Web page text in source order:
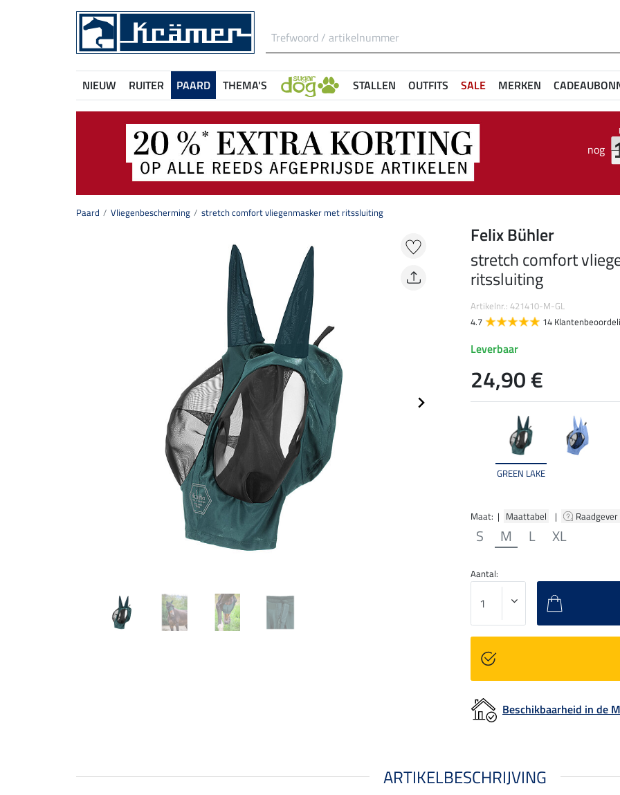
NIEUW RUITER PAARD THEMA'S STALLEN OUTFITS SALE MERKEN
nog
Paard Vliegenbescherming stretch comfort vliegenmasker met ritssluiting
GREEN LAKE
Maat: | Maattabel | Raadgever
S M L XL
Felix Bühler
stretch comfort
ritssluiting
Artikelnr.: 421410-M-GL
4.7
14
Leverbaar
24,90 €
Aantal:
Beschikbaarheid in de
ARTIKELBESCHRIJVING